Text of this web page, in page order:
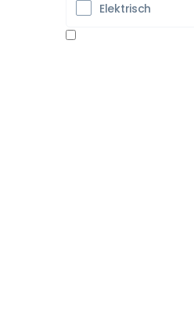
Elektrisch